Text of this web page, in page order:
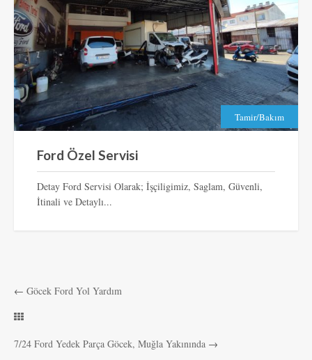
Tamir/Bakım
Ford Özel Servisi
Detay Ford Servisi Olarak; İşçiligimiz, Saglam, Güvenli,
İtinali ve Detaylı...
← Göcek Ford Yol Yardım
7/24 Ford Yedek Parça Göcek, Muğla Yakınında →